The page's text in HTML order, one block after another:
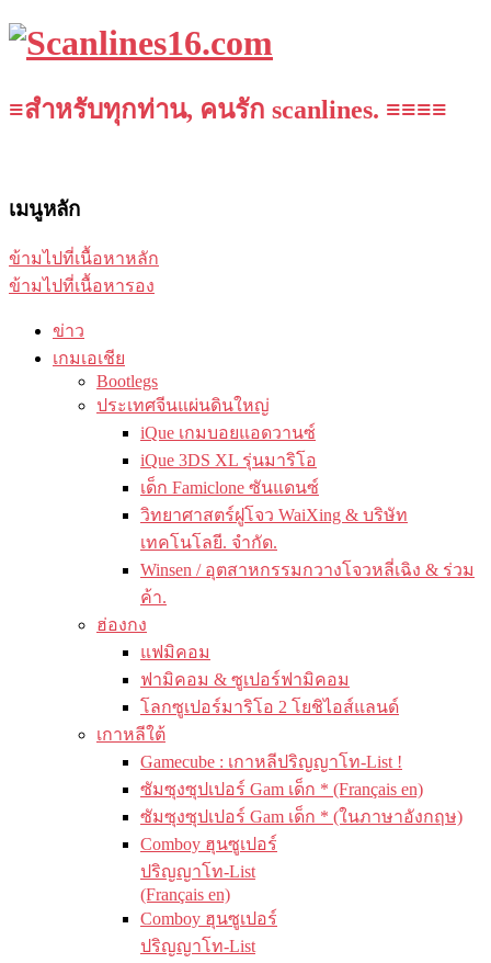
≡สำหรับทุกท่าน, คนรัก scanlines. ≡≡≡≡
เมนูหลัก
ข้ามไปที่เนื้อหาหลัก
ข้ามไปที่เนื้อหารอง
ข่าว
เกมเอเชีย
Bootlegs
ประเทศจีนแผ่นดินใหญ่
iQue เกมบอยแอดวานซ์
iQue 3DS XL รุ่นมาริโอ
เด็ก Famiclone ซันแดนซ์
วิทยาศาสตร์ฝูโจว WaiXing & บริษัท
เทคโนโลยี. จำกัด.
Winsen / อุตสาหกรรมกวางโจวหลี่เฉิง & ร่วม
ค้า.
ฮ่องกง
แฟมิคอม
ฟามิคอม & ซูเปอร์ฟามิคอม
โลกซูเปอร์มาริโอ 2 โยชิไอส์แลนด์
เกาหลีใต้
Gamecube : เกาหลีปริญญาโท-List !
ซัมซุงซุปเปอร์ Gam เด็ก * (Français en)
ซัมซุงซุปเปอร์ Gam เด็ก * (ในภาษาอังกฤษ)
Comboy ฮุนซูเปอร์
ปริญญาโท-List
(Français en)
Comboy ฮุนซูเปอร์
ปริญญาโท-List